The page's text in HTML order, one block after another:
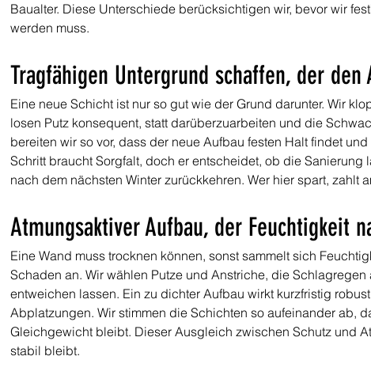
Baualter. Diese Unterschiede berücksichtigen wir, bevor wir
werden muss.
Tragfähigen Untergrund schaffen, der den
Eine neue Schicht ist nur so gut wie der Grund darunter. Wir
losen Putz konsequent, statt darüberzuarbeiten und die
bereiten wir so vor, dass der neue Aufbau festen Halt findet
Schritt braucht Sorgfalt, doch er entscheidet, ob die
nach dem nächsten Winter zurückkehren. Wer hier spart, zahlt
Atmungsaktiver Aufbau, der Feuchtigkeit
Eine Wand muss trocknen können, sonst sammelt sich
Schaden an. Wir wählen Putze und Anstriche, die
entweichen lassen. Ein zu dichter Aufbau wirkt kurzfristig
Abplatzungen. Wir stimmen die Schichten so aufeinander ab,
Gleichgewicht bleibt. Dieser Ausgleich zwischen Schutz und
stabil bleibt.